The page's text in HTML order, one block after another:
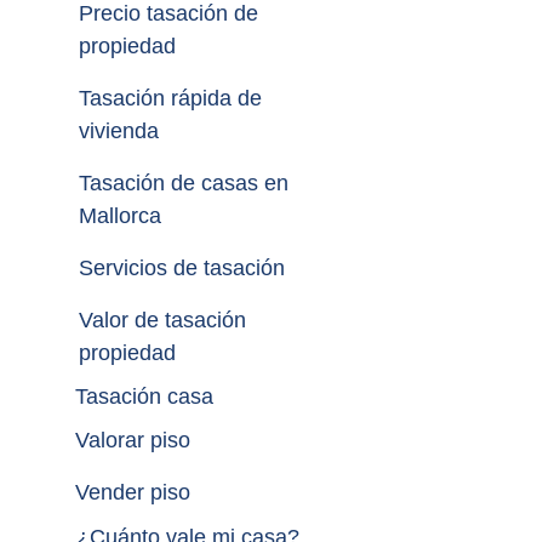
Precio tasación de
propiedad
Tasación rápida de
vivienda
Tasación de casas en
Mallorca
Servicios de tasación
Valor de tasación
propiedad
Tasación casa
Valorar piso
¿Cuánto vale mi casa?
Vender piso